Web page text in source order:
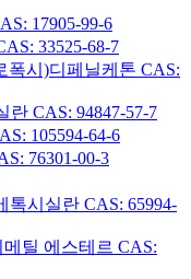
17905-99-6
33525-68-7
폭시)디페닐케톤 CAS:
CAS: 94847-57-7
105594-64-6
76301-00-3
시실란 CAS: 65994-
틸 에스테르 CAS: